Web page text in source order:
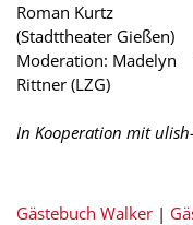
Roman Kurtz
(Stadttheater Gießen)
Moderation: Madelyn
Rittner (LZG)
In Kooperation mit
Gästebuch Walker |